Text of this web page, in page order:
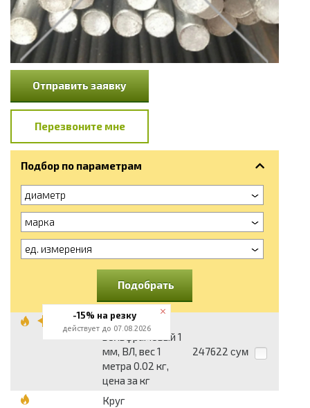
Отправить заявку
Перезвоните мне
Подбор по параметрам
диаметр
марка
ед. измерения
Подобрать
Круг
вольфрамовый 1
мм, ВЛ, вес 1
метра 0.02 кг,
цена за кг
247622 сум
Круг
-15% на резку
действует до 07.08.2026